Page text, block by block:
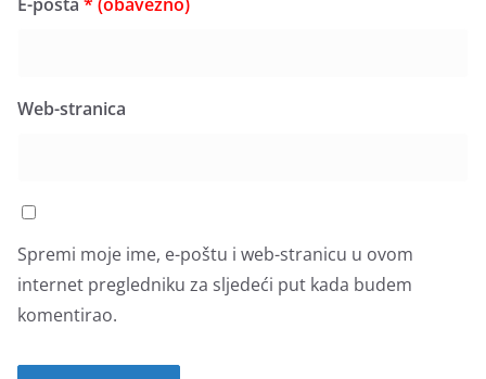
Web-stranica
Spremi moje ime, e-poštu i web-stranicu u ovom
internet pregledniku za sljedeći put kada budem
komentirao.